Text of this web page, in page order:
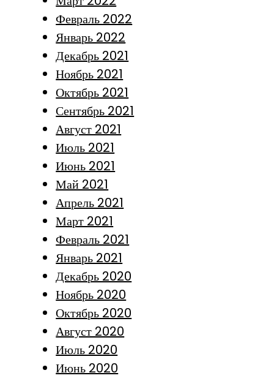
Февраль 2022
Январь 2022
Декабрь 2021
Ноябрь 2021
Октябрь 2021
Сентябрь 2021
Август 2021
Июль 2021
Июнь 2021
Май 2021
Апрель 2021
Март 2021
Февраль 2021
Январь 2021
Декабрь 2020
Ноябрь 2020
Октябрь 2020
Август 2020
Июль 2020
Июнь 2020